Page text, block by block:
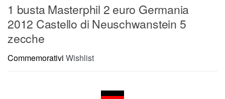
1 busta Masterphil 2 euro Germania
2012 Castello di Neuschwanstein 5
zecche
Commemorativi Wishlist